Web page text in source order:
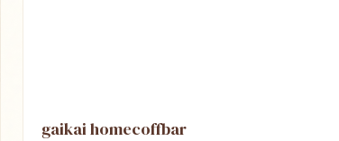
gaikai homecoffbar